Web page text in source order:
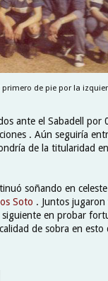
de pie por la
ante el Sabadell por
. Aún seguiría
de la titularidad
soñando en
Soto . Juntos
en probar
de sobra en